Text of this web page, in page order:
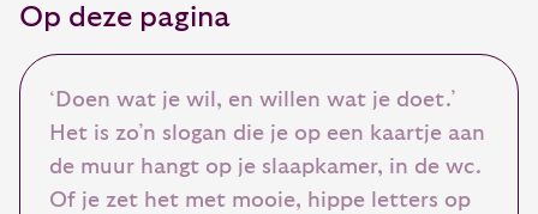
Op deze pagina
‘Doen wat je wil, en willen wat je doet.’
Het is zo’n slogan die je op een kaartje aan
de muur hangt op je slaapkamer, in de wc.
Of je zet het met mooie, hippe letters op